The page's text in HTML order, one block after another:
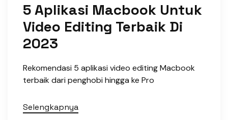
5 Aplikasi Macbook Untuk
Video Editing Terbaik Di
2023
Rekomendasi 5 aplikasi video editing Macbook
terbaik dari penghobi hingga ke Pro
Selengkapnya